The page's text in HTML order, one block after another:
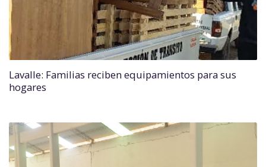
Lavalle: Familias reciben equipamientos para sus
hogares